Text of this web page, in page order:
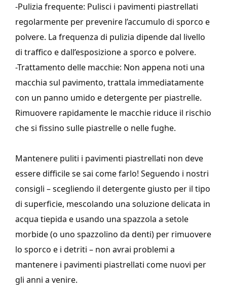
-Pulizia frequente: Pulisci i pavimenti piastrellati
regolarmente per prevenire l’accumulo di sporco e
polvere. La frequenza di pulizia dipende dal livello
di traffico e dall’esposizione a sporco e polvere.
-Trattamento delle macchie: Non appena noti una
macchia sul pavimento, trattala immediatamente
con un panno umido e detergente per piastrelle.
Rimuovere rapidamente le macchie riduce il rischio
che si fissino sulle piastrelle o nelle fughe.
Mantenere puliti i pavimenti piastrellati non deve
essere difficile se sai come farlo! Seguendo i nostri
consigli – scegliendo il detergente giusto per il tipo
di superficie, mescolando una soluzione delicata in
acqua tiepida e usando una spazzola a setole
morbide (o uno spazzolino da denti) per rimuovere
lo sporco e i detriti – non avrai problemi a
mantenere i pavimenti piastrellati come nuovi per
gli anni a venire.